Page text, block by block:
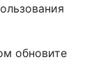
обновите